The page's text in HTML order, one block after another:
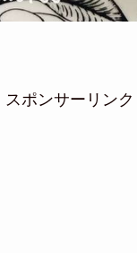
スポンサーリンク